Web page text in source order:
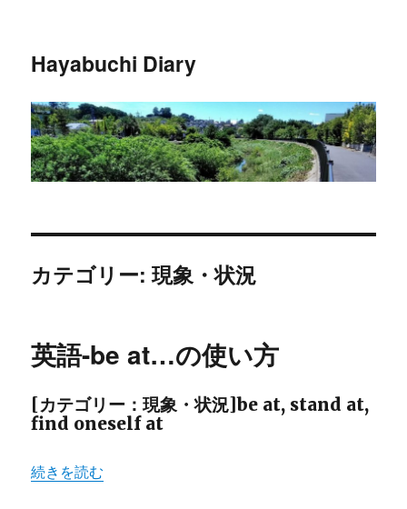
Hayabuchi Diary
カテゴリー: 現象・状況
英語-be at…の使い方
[カテゴリー：現象・状況]be at, stand at,
find oneself at
“英語-be at…の使い方” の
続きを読む